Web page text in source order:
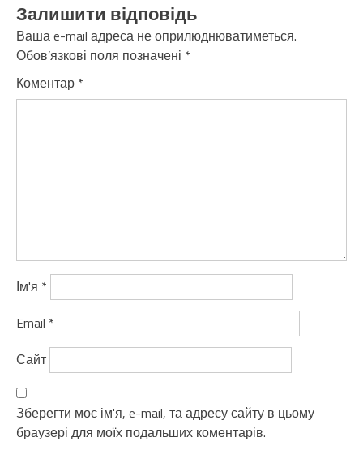
Залишити відповідь
Ваша e-mail адреса не оприлюднюватиметься.
Обов’язкові поля позначені *
Коментар *
Ім'я *
Email *
Сайт
Зберегти моє ім'я, e-mail, та адресу сайту в цьому
браузері для моїх подальших коментарів.